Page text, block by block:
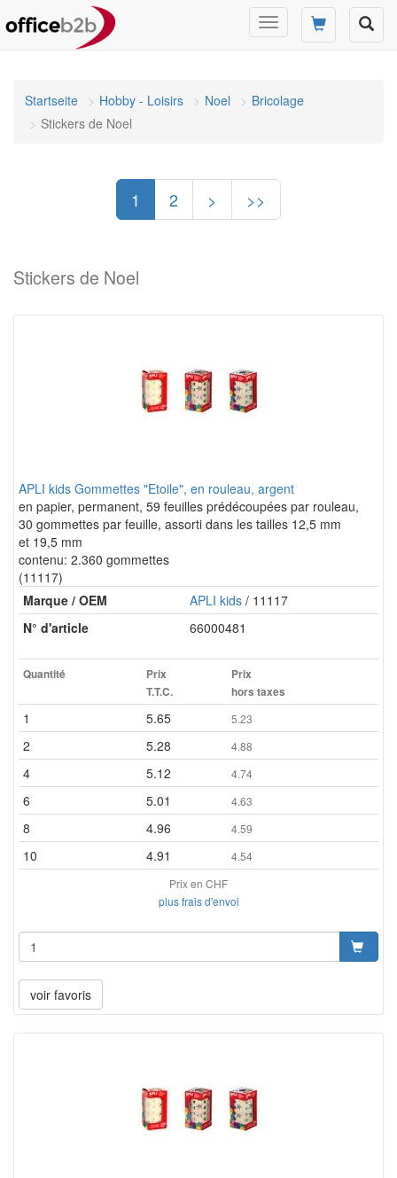
Changer
mode
Startseite
Hobby - Loisirs Noel
Bricolage
Stickers de Noel
1 2 > >>
Stickers de Noel
APLI kids Gommettes "Etoile", en rouleau, argent
en papier, permanent, 59 feuilles prédécoupées par rouleau,
30 gommettes par feuille, assorti dans les tailles 12,5 mm
et 19,5 mm
contenu: 2.360 gommettes
(11117)
Marque / OEM
APLI kids / 11117
N° d'article
66000481
Quantité
Prix
T.T.C.
Prix
hors taxes
1 5.65 5.23
2 5.28 4.88
4 5.12 4.74
6 5.01 4.63
8 4.96 4.59
10 4.91
4.54
Prix en CHF
plus frais d'envoi
voir favoris